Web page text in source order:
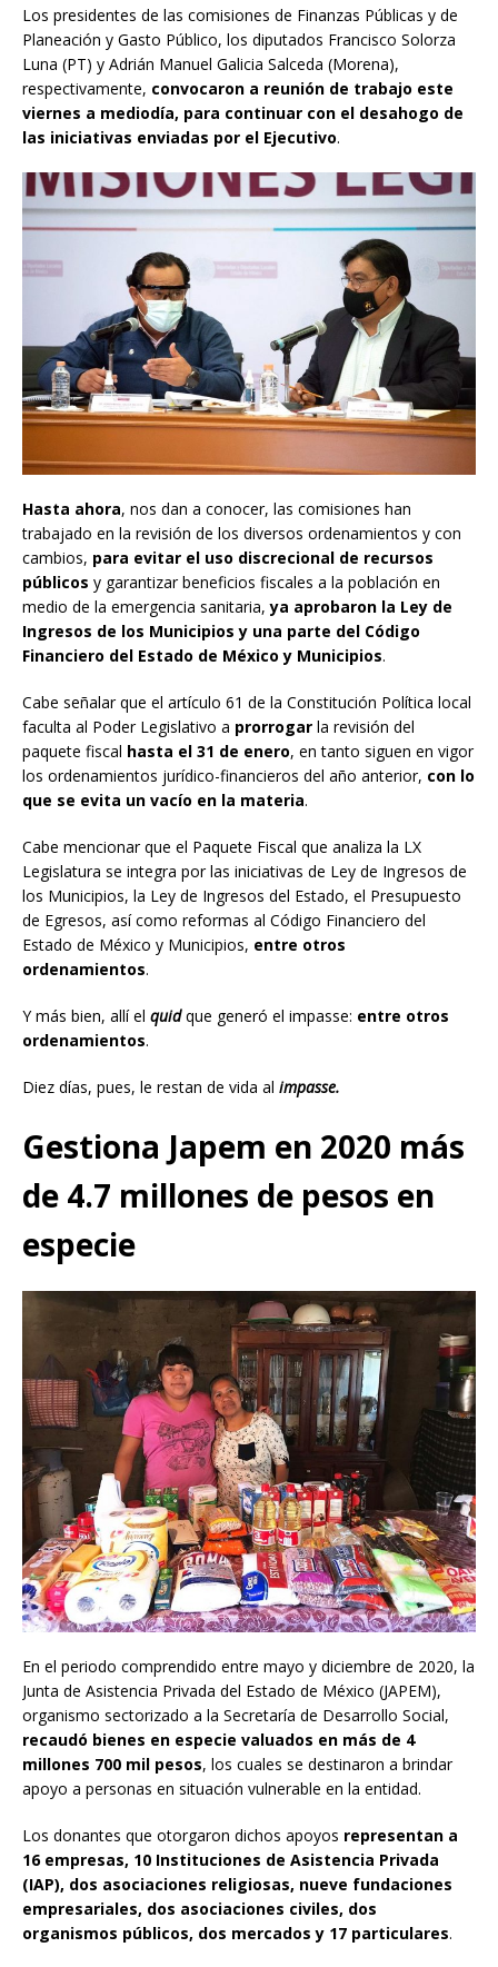
Los presidentes de las comisiones de Finanzas Públicas y de
Planeación y Gasto Público, los diputados Francisco Solorza
Luna (PT) y Adrián Manuel Galicia Salceda (Morena),
respectivamente, convocaron a reunión de trabajo este
viernes a mediodía, para continuar con el desahogo de
las iniciativas enviadas por el Ejecutivo.
Hasta ahora, nos dan a conocer, las comisiones han
trabajado en la revisión de los diversos ordenamientos y con
cambios, para evitar el uso discrecional de recursos
públicos y garantizar beneficios fiscales a la población en
medio de la emergencia sanitaria,ya aprobaron la Ley de
Ingresos de los Municipios y una parte del Código
Financiero del Estado de México y Municipios.
Cabe señalar que el artículo 61 de la Constitución Política local
faculta al Poder Legislativo a prorrogar la revisión del
paquete fiscal hasta el 31 de enero, en tanto siguen en vigor
los ordenamientos jurídico-financieros del año anterior, con lo
que se evita un vacío en la materia.
Cabe mencionar que el Paquete Fiscal que analiza la LX
Legislatura se integra por las iniciativas de Ley de Ingresos de
los Municipios, la Ley de Ingresos del Estado, el Presupuesto
de Egresos, así como reformas al Código Financiero del
Estado de México y Municipios, entre otros
ordenamientos.
Y más bien, allí el quidque generó el impasse: entre otros
ordenamientos.
Diez días, pues, le restan de vida al impasse.
Gestiona Japem en 2020 más
de 4.7 millones de pesos en
especie
En el periodo comprendido entre mayo y diciembre de 2020, la
Junta de Asistencia Privada del Estado de México (JAPEM),
organismo sectorizado a la Secretaría de Desarrollo Social,
recaudó bienes en especie valuados en más de 4
millones 700 mil pesos, los cuales se destinaron a brindar
apoyo a personas en situación vulnerable en la entidad.
Los donantes que otorgaron dichos apoyos representan a
16 empresas, 10 Instituciones de Asistencia Privada
(IAP), dos asociaciones religiosas, nueve fundaciones
empresariales, dos asociaciones civiles, dos
organismos públicos, dos mercados y 17 particulares.